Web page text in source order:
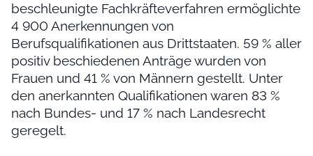
beschleunigte Fachkräfteverfahren ermöglichte
4 900 Anerkennungen von
Berufsqualifikationen aus Drittstaaten. 59 % aller
positiv beschiedenen Anträge wurden von
Frauen und 41 % von Männern gestellt. Unter
den anerkannten Qualifikationen waren 83 %
nach Bundes- und 17 % nach Landesrecht
geregelt.